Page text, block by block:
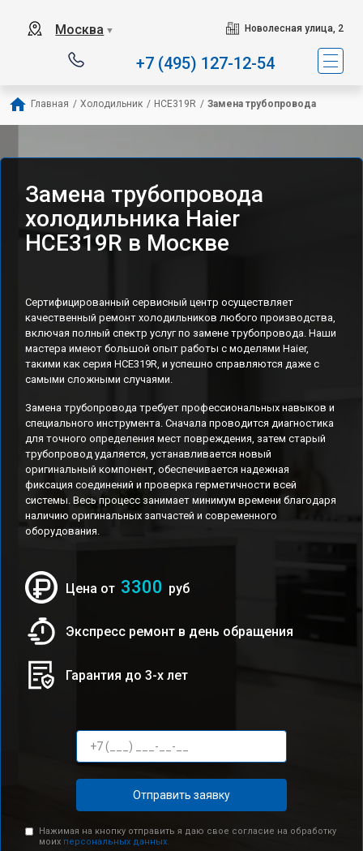
Москва ▼ Новолесная улица, 2
+7 (495) 127-12-54
Главная / Холодильник / HCE319R / Замена трубопровода
Замена трубопровода
холодильника Haier
HCE319R в Москве
Сертифицированный сервисный центр осуществляет
качественный ремонт холодильников любого производства,
включая полный спектр услуг по замене трубопровода. Наши
мастера имеют большой опыт работы с моделями Haier,
такими как серия HCE319R, и успешно справляются даже с
самыми сложными случаями.
Замена трубопровода требует профессиональных навыков и
специального инструмента. Сначала проводится диагностика
для точного определения мест повреждения, затем старый
трубопровод удаляется, устанавливается новый
оригинальный компонент, обеспечивается надежная
фиксация соединений и проверка герметичности всей
системы. Весь процесс занимает минимум времени благодаря
наличию оригинальных запчастей и современного
оборудования.
Цена от 3300 руб
Экспресс ремонт в день обращения
Гарантия до 3-х лет
Отправить заявку
Нажимая на кнопку отправить я даю свое согласие на обработку
моих персональных данных.